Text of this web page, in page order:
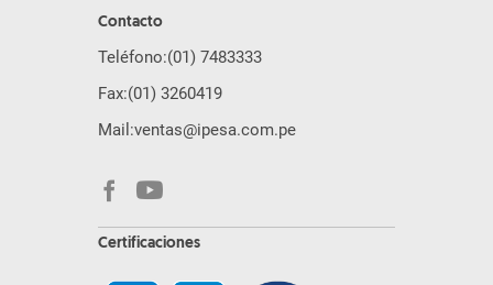
Contacto
Teléfono:(01) 7483333
Fax:(01) 3260419
Mail:ventas@ipesa.com.pe
Certificaciones